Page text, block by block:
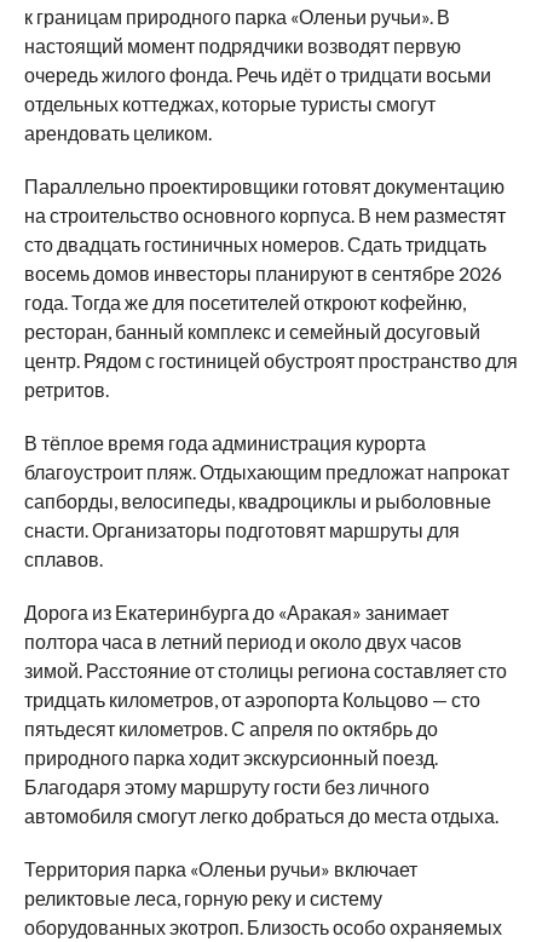
к границам природного парка «Оленьи ручьи». В
настоящий момент подрядчики возводят первую
очередь жилого фонда. Речь идёт о тридцати восьми
отдельных коттеджах, которые туристы смогут
арендовать целиком.
Параллельно проектировщики готовят документацию
на строительство основного корпуса. В нем разместят
сто двадцать гостиничных номеров. Сдать тридцать
восемь домов инвесторы планируют в сентябре 2026
года. Тогда же для посетителей откроют кофейню,
ресторан, банный комплекс и семейный досуговый
центр. Рядом с гостиницей обустроят пространство для
ретритов.
В тёплое время года администрация курорта
благоустроит пляж. Отдыхающим предложат напрокат
сапборды, велосипеды, квадроциклы и рыболовные
снасти. Организаторы подготовят маршруты для
сплавов.
Дорога из Екатеринбурга до «Аракая» занимает
полтора часа в летний период и около двух часов
зимой. Расстояние от столицы региона составляет сто
тридцать километров, от аэропорта Кольцово — сто
пятьдесят километров. С апреля по октябрь до
природного парка ходит экскурсионный поезд.
Благодаря этому маршруту гости без личного
автомобиля смогут легко добраться до места отдыха.
Территория парка «Оленьи ручьи» включает
реликтовые леса, горную реку и систему
оборудованных экотроп. Близость особо охраняемых